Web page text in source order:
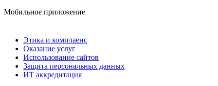
Мобильное приложение
Этика и комплаенс
Оказание услуг
Использование сайтов
Защита персональных данных
ИТ аккредитация